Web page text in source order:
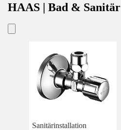
HAAS | Bad & Sanitär
Sanitärinstallation